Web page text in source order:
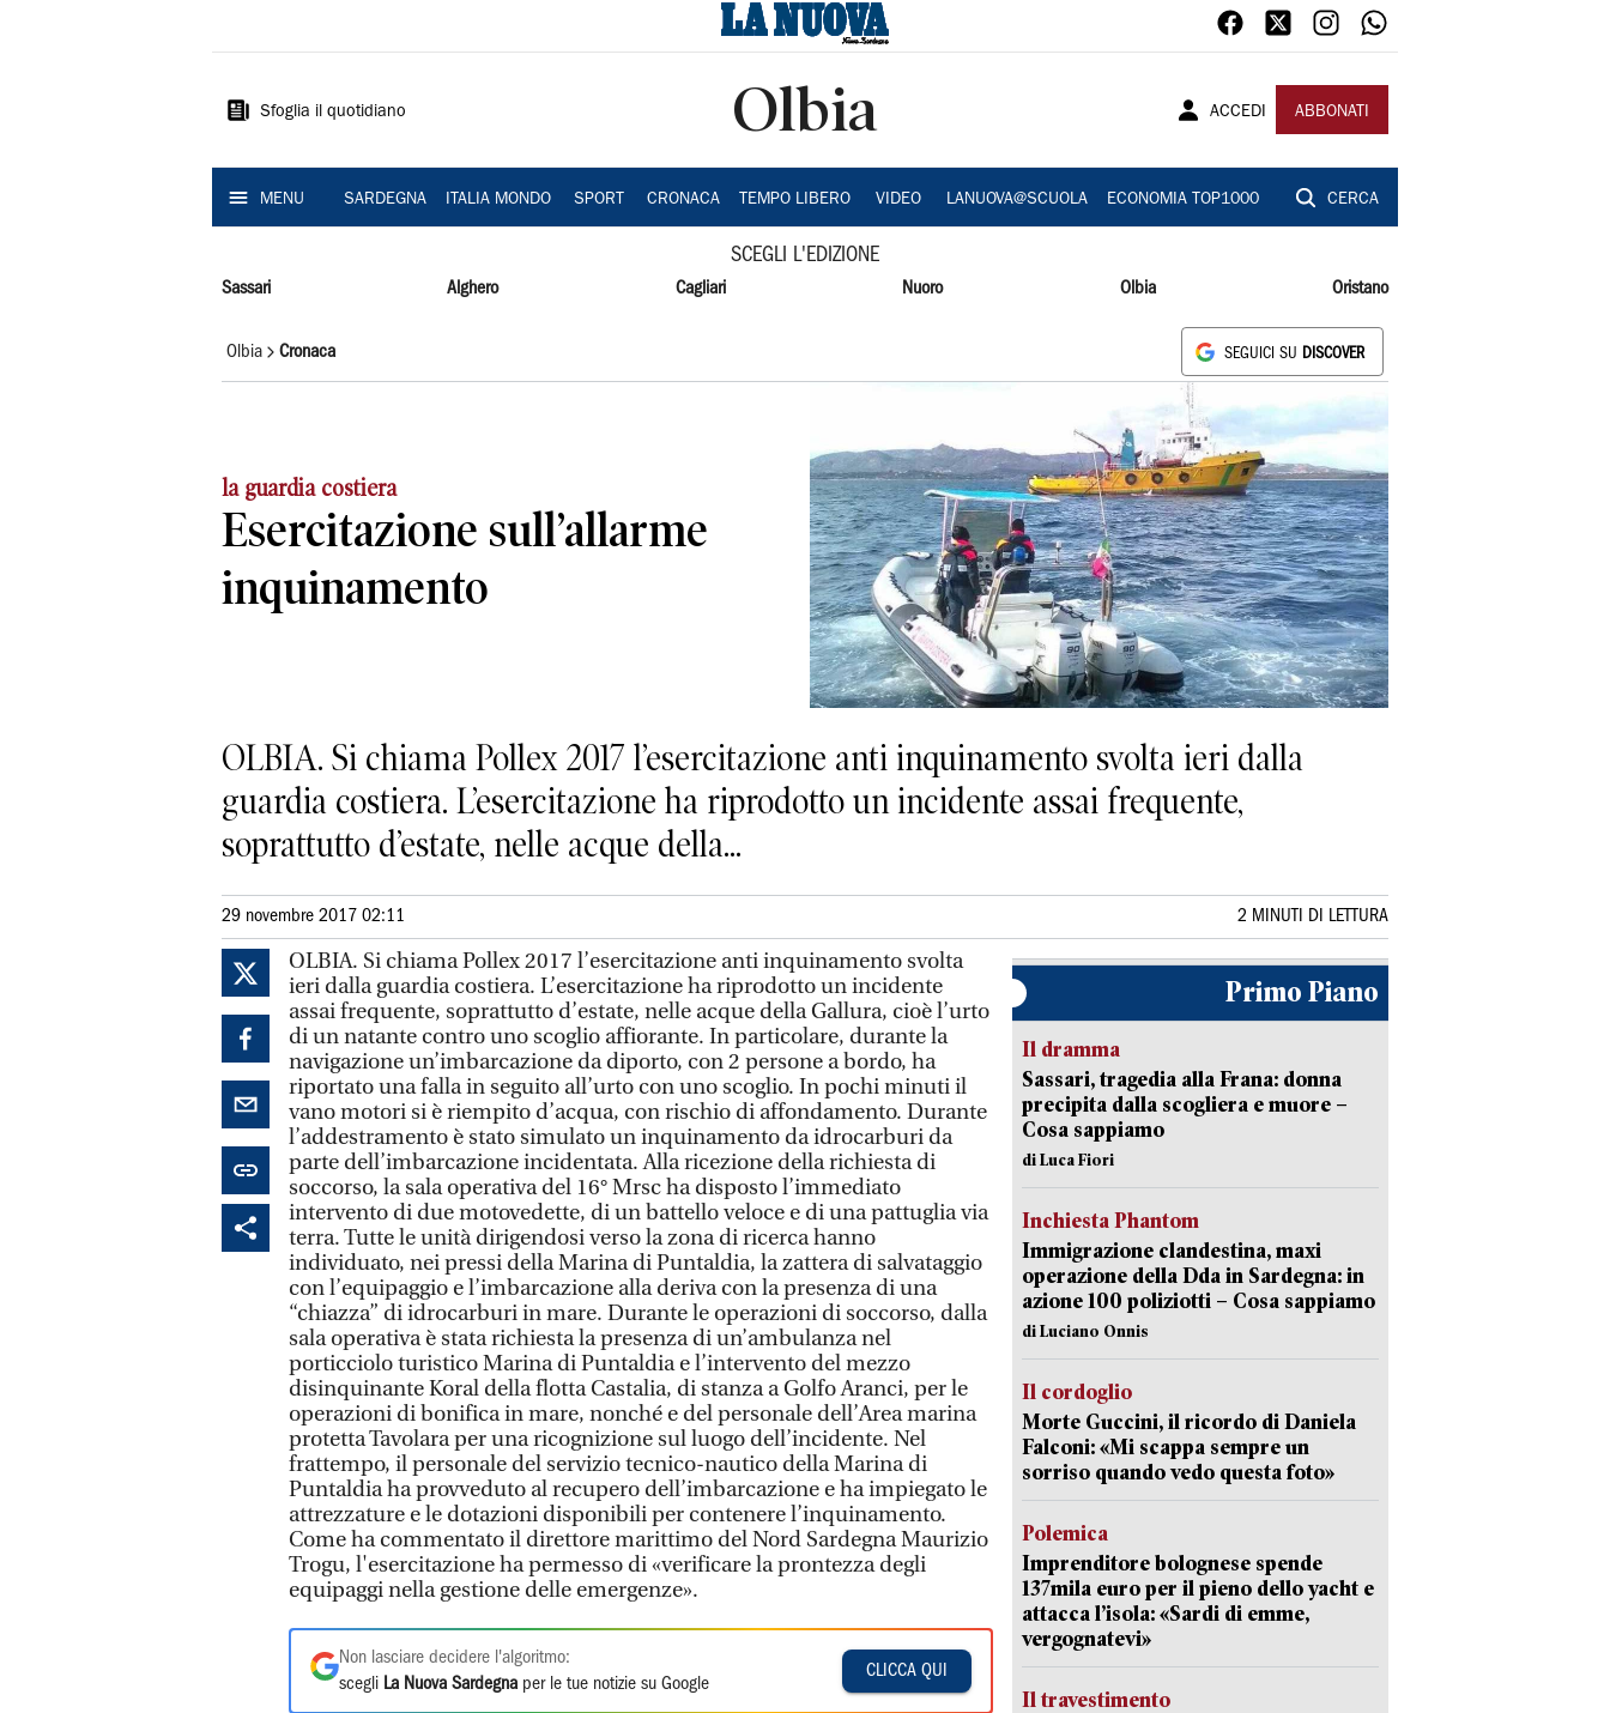
Sardegna
Sfoglia il quotidiano Olbia ACCEDI ABBONATI
MENU SARDEGNA ITALIA MONDO SPORT CRONACA TEMPO LIBERO VIDEO LANUOVA@SCUOLA ECONOMIA TOP1000 CERCA
SCEGLI L'EDIZIONE
Sassari Alghero Cagliari Nuoro Olbia Oristano
Olbia Cronaca SEGUICI SU DISCOVER
la guardia costiera
Esercitazione sull’allarme
inquinamento
OLBIA. Si chiama Pollex 2017 l’esercitazione anti inquinamento svolta ieri dalla
guardia costiera. L’esercitazione ha riprodotto un incidente assai frequente,
soprattutto d’estate, nelle acque della...
29 novembre 2017 02:11 2 MINUTI DI LETTURA
OLBIA. Si chiama Pollex 2017 l’esercitazione anti inquinamento svolta
ieri dalla guardia costiera. L’esercitazione ha riprodotto un incidente
assai frequente, soprattutto d’estate, nelle acque della Gallura, cioè l’urto
di un natante contro uno scoglio affiorante. In particolare, durante la
navigazione un’imbarcazione da diporto, con 2 persone a bordo, ha
riportato una falla in seguito all’urto con uno scoglio. In pochi minuti il
vano motori si è riempito d’acqua, con rischio di affondamento. Durante
l’addestramento è stato simulato un inquinamento da idrocarburi da
parte dell’imbarcazione incidentata. Alla ricezione della richiesta di
soccorso, la sala operativa del 16° Mrsc ha disposto l’immediato
intervento di due motovedette, di un battello veloce e di una pattuglia via
terra. Tutte le unità dirigendosi verso la zona di ricerca hanno
individuato, nei pressi della Marina di Puntaldia, la zattera di salvataggio
con l’equipaggio e l’imbarcazione alla deriva con la presenza di una
“chiazza” di idrocarburi in mare. Durante le operazioni di soccorso, dalla
sala operativa è stata richiesta la presenza di un’ambulanza nel
porticciolo turistico Marina di Puntaldia e l’intervento del mezzo
disinquinante Koral della flotta Castalia, di stanza a Golfo Aranci, per le
operazioni di bonifica in mare, nonché e del personale dell’Area marina
protetta Tavolara per una ricognizione sul luogo dell’incidente. Nel
frattempo, il personale del servizio tecnico-nautico della Marina di
Puntaldia ha provveduto al recupero dell’imbarcazione e ha impiegato le
attrezzature e le dotazioni disponibili per contenere l’inquinamento.
Come ha commentato il direttore marittimo del Nord Sardegna Maurizio
Trogu, l'esercitazione ha permesso di «verificare la prontezza degli
equipaggi nella gestione delle emergenze».
Non lasciare decidere l'algoritmo:
scegli La Nuova Sardegna per le tue notizie su Google
CLICCA QUI
Primo Piano
Il dramma
Sassari, tragedia alla Frana: donna
precipita dalla scogliera e muore –
Cosa sappiamo
di Luca Fiori
Inchiesta Phantom
Immigrazione clandestina, maxi
operazione della Dda in Sardegna: in
azione 100 poliziotti – Cosa sappiamo
di Luciano Onnis
Il cordoglio
Morte Guccini, il ricordo di Daniela
Falconi: «Mi scappa sempre un
sorriso quando vedo questa foto»
Polemica
Imprenditore bolognese spende
137mila euro per il pieno dello yacht e
attacca l’isola: «Sardi di emme,
vergognatevi»
Il travestimento